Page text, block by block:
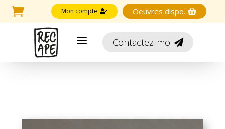
 Mon compte  Oeuvres dispo. 
a Contactez-moi 